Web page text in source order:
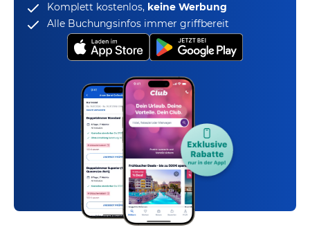
Komplett kostenlos, keine Werbung
Alle Buchungsinfos immer griffbereit